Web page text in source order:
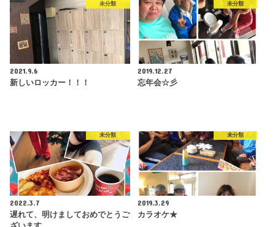
未分類
2021.9.6
新しいロッカー！！！
未分類
2019.12.27
忘年会☆彡
未分類
2022.3.7
遅れて、明けましておめでとうご
未分類
2019.3.29
カラオケ★